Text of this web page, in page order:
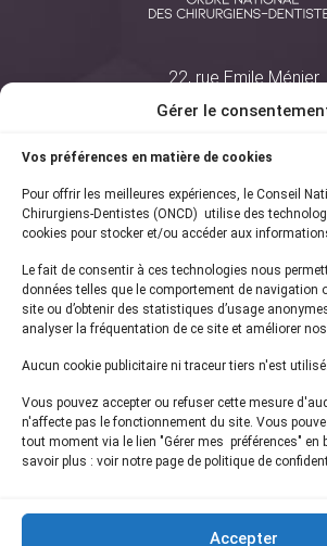
Gérer le
Vos préférences en matière de cookies
Pour offrir les meilleures expériences, le Conseil
Chirurgiens-Dentistes (ONCD) utilise des
cookies pour stocker et/ou accéder aux
Le fait de consentir à ces technologies nous
données telles que le comportement de navigation
site ou d’obtenir des statistiques d’usage
analyser la fréquentation de ce site et améliorer
Aucun cookie publicitaire ni traceur tiers n'est utilisé.
Vous pouvez accepter ou refuser cette mesure
n'affecte pas le fonctionnement du site. Vous
tout moment via le lien "Gérer mes préférences" en
savoir plus : voir notre page de politique de
Accepter
22, rue Emile Ménier
75761 Paris Cedex 16
01 44 34 78 80
Actualités
Presse
Informations légales
Plan du site
Inscrivez-vous à notre